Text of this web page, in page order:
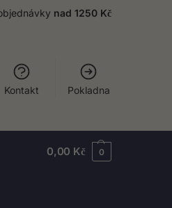
nad 1250 Kč
Kontakt Pokladna
0,00 Kč 0